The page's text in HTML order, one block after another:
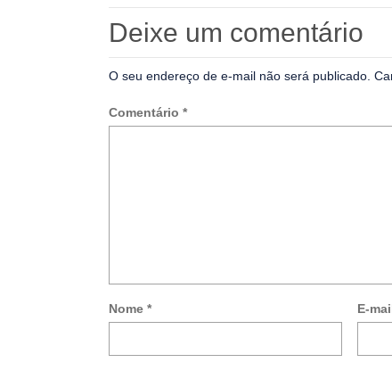
Deixe um comentário
O seu endereço de e-mail não será publicado.
Comentário *
Nome * E-